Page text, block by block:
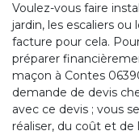
Voulez-vous faire
jardin, les escaliers ou
facture pour cela.
préparer
maçon à Contes
demande de devis
avec ce devis ; vous
réaliser, du coût et de